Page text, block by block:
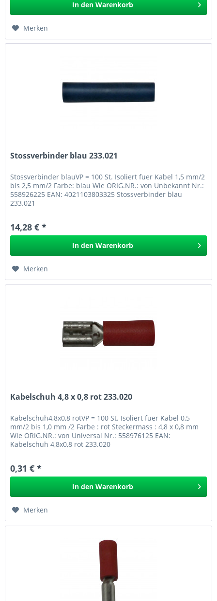
In den Warenkorb
Merken
Stossverbinder blau 233.021
Stossverbinder blauVP = 100 St. Isoliert fuer Kabel 1,5 mm/2
bis 2,5 mm/2 Farbe: blau Wie ORIG.NR.: von Unbekannt Nr.:
558926225 EAN: 4021103803325 Stossverbinder blau
233.021
14,28 € *
In den Warenkorb
Merken
Kabelschuh 4,8 x 0,8 rot 233.020
Kabelschuh4,8x0,8 rotVP = 100 St. Isoliert fuer Kabel 0,5
mm/2 bis 1,0 mm /2 Farbe : rot Steckermass : 4,8 x 0,8 mm
Wie ORIG.NR.: von Universal Nr.: 558976125 EAN:
Kabelschuh 4,8x0,8 rot 233.020
0,31 € *
In den Warenkorb
Merken